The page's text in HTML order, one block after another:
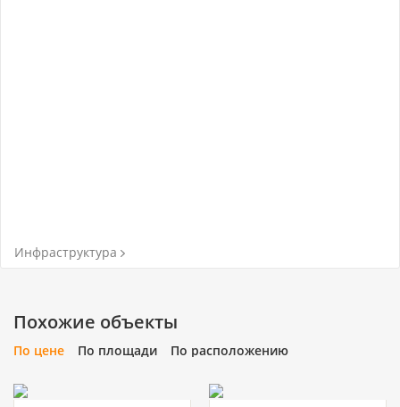
Инфраструктура
Похожие объекты
По цене По площади По расположению